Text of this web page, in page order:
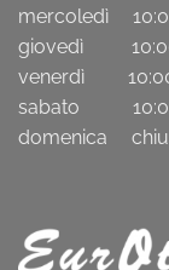
mercoledì
giovedì 10:00
venerdì 10:00
sabato 10:00
domenica